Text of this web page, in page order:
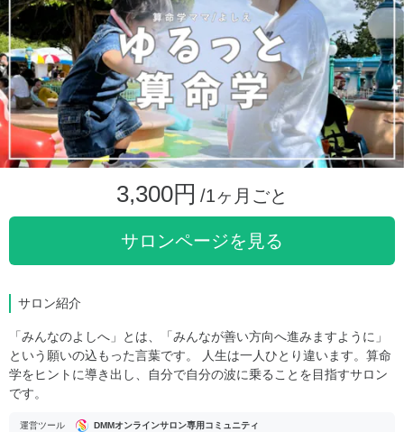
3,300円 /1ヶ月ごと
サロンページを見る
サロン紹介
「みんなのよしへ」とは、「みんなが善い方向へ進みますように」
という願いの込もった言葉です。 人生は一人ひとり違います。算命
学をヒントに導き出し、自分で自分の波に乗ることを目指すサロン
です。
運営ツール DMMオンラインサロン専用コミュニティ